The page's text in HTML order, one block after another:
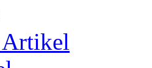
Artikel